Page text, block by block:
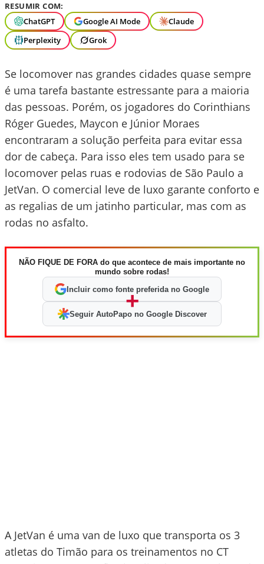
RESUMIR COM:
ChatGPT
Google AI Mode
Claude
Perplexity
Grok
Se locomover nas grandes cidades quase sempre
é uma tarefa bastante estressante para a maioria
das pessoas. Porém, os jogadores do Corinthians
Róger Guedes, Maycon e Júnior Moraes
encontraram a solução perfeita para evitar essa
dor de cabeça. Para isso eles tem usado para se
locomover pelas ruas e rodovias de São Paulo a
JetVan. O comercial leve de luxo garante conforto e
as regalias de um jatinho particular, mas com as
rodas no asfalto.
NÃO FIQUE DE FORA do que acontece de mais importante no
mundo sobre rodas!
Incluir como fonte preferida no Google
+
Seguir AutoPapo no Google Discover
A JetVan é uma van de luxo que transporta os 3
atletas do Timão para os treinamentos no CT